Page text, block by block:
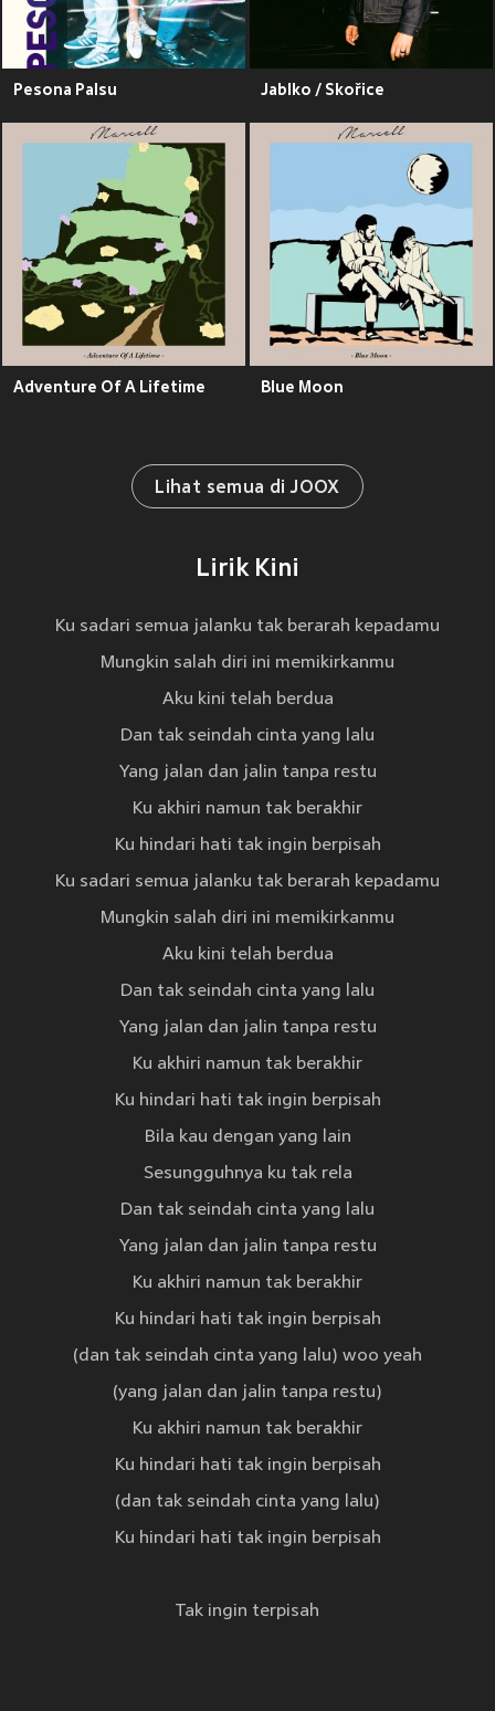
Pesona Palsu Jablko / Skořice
Adventure Of A Lifetime Blue Moon
Lihat semua di JOOX
Lirik Kini
Ku sadari semua jalanku tak berarah kepadamu
Mungkin salah diri ini memikirkanmu
Aku kini telah berdua
Dan tak seindah cinta yang lalu
Yang jalan dan jalin tanpa restu
Ku akhiri namun tak berakhir
Ku hindari hati tak ingin berpisah
Ku sadari semua jalanku tak berarah kepadamu
Mungkin salah diri ini memikirkanmu
Aku kini telah berdua
Dan tak seindah cinta yang lalu
Yang jalan dan jalin tanpa restu
Ku akhiri namun tak berakhir
Ku hindari hati tak ingin berpisah
Bila kau dengan yang lain
Sesungguhnya ku tak rela
Dan tak seindah cinta yang lalu
Yang jalan dan jalin tanpa restu
Ku akhiri namun tak berakhir
Ku hindari hati tak ingin berpisah
(dan tak seindah cinta yang lalu) woo yeah
(yang jalan dan jalin tanpa restu)
Ku akhiri namun tak berakhir
Ku hindari hati tak ingin berpisah
(dan tak seindah cinta yang lalu)
Ku hindari hati tak ingin berpisah
Tak ingin terpisah